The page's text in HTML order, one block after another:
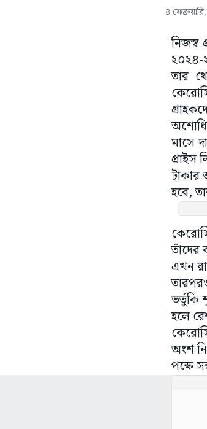
৪
নিজস্ব
২০২৪-
তার
মাসে
প্রাইস
টাকার
হবে,
তাঁদের
এখন
ভর্তুকি
হলে
অংশ
পক্ষে